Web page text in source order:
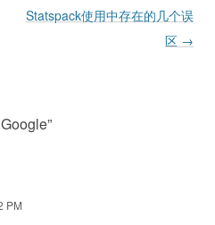
Statspack使用中存在的几个误
区 →
”
PM